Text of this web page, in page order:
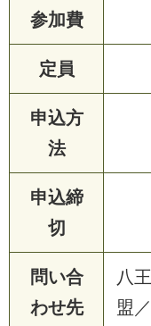
参加費
定員
申込方
法
申込締
切
問い合
わせ先
八王
盟 ／